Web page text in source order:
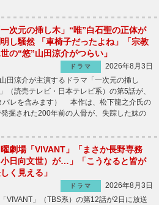
一次元の挿し木」“唯”白石聖の正体が
し騒然 「車椅子だったよね」「宗教
の“悠”山田涼介がつらい」
ドラマ
2026年8月3日
田涼介が主演するドラマ「一次元の挿し
（読売テレビ・日本テレビ系）の第5話が、
バレを含みます） 本作は、松下龍之介氏の
掘された200年前の人骨が、失踪した妹の
曜劇場「VIVANT」「まさか長野専務
小日向文世）が…」「こうなると皆が
く見える」
ドラマ
2026年8月3日
VIVANT」（TBS系）の第12話が2日に放送